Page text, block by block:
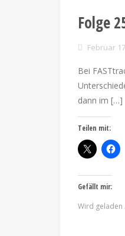
Folge
Februar
Bei
dann im […]
Teilen mit:
Gefällt mir:
Wird geladen